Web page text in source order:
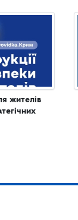
жителів